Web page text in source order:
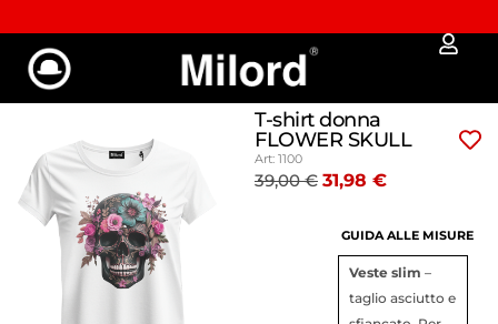
✔︎ Spedizione e reso gratuiti da €100
T-shirt donna
FLOWER SKULL
Art: 1100
39,00€ 31,98 €
GUIDA ALLE MISURE
Veste slim –
taglio asciutto e